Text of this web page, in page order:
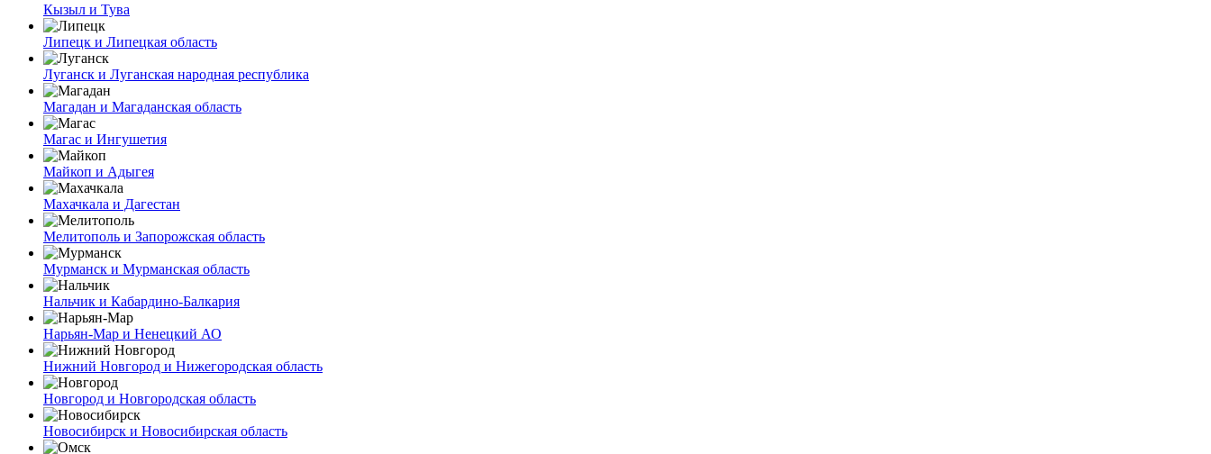
Кызыл и Тува
Липецк и Липецкая область
Луганск и Луганская народная республика
Магадан и Магаданская область
Магас и Ингушетия
Майкоп и Адыгея
Махачкала и Дагестан
Мелитополь и Запорожская область
Мурманск и Мурманская область
Нальчик и Кабардино-Балкария
Нарьян-Мар и Ненецкий АО
Нижний Новгород и Нижегородская область
Новгород и Новгородская область
Новосибирск и Новосибирская область